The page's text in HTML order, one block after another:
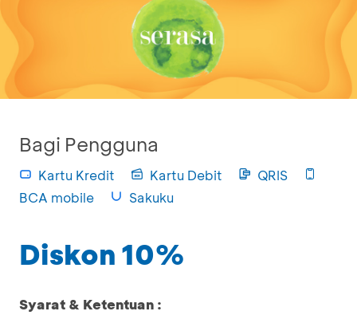
Bagi Pengguna
Kartu Kredit Kartu Debit
QRIS
BCA mobile
Sakuku
Diskon 10%
Syarat & Ketentuan :